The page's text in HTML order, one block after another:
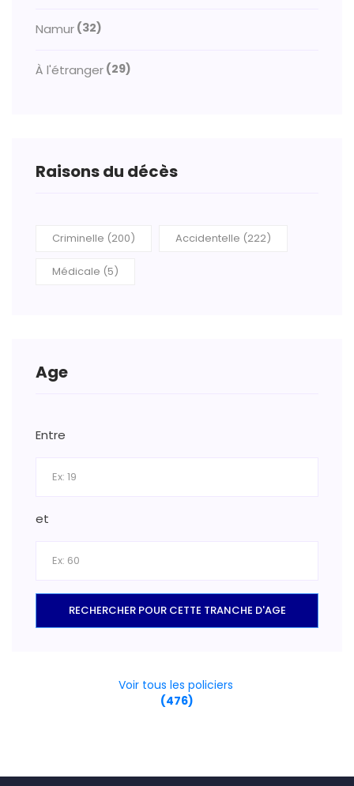
Namur (32)
À l'étranger (29)
Raisons du décès
Criminelle (200) Accidentelle (222)
Médicale (5)
Age
Entre
et
RECHERCHER POUR CETTE TRANCHE D'AGE
Voir tous les policiers
(476)